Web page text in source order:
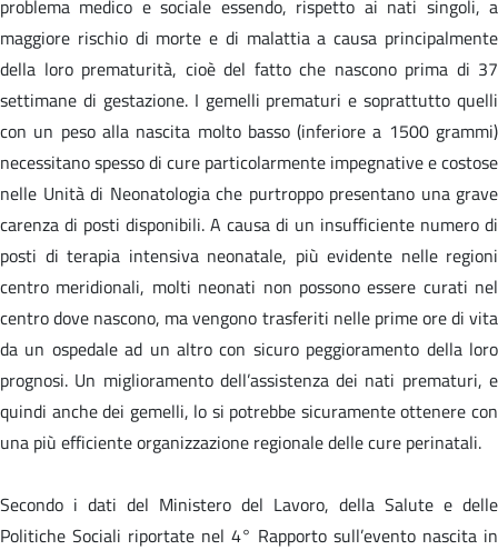
problema medico e sociale essendo, rispetto ai nati singoli, a
maggiore rischio di morte e di malattia a causa principalmente
della loro prematurità, cioè del fatto che nascono prima di 37
settimane di gestazione. I gemelli prematuri e soprattutto quelli
con un peso alla nascita molto basso (inferiore a 1500 grammi)
necessitano spesso di cure particolarmente impegnative e costose
nelle Unità di Neonatologia che purtroppo presentano una grave
carenza di posti disponibili. A causa di un insufficiente numero di
posti di terapia intensiva neonatale, più evidente nelle regioni
centro meridionali, molti neonati non possono essere curati nel
centro dove nascono, ma vengono trasferiti nelle prime ore di vita
da un ospedale ad un altro con sicuro peggioramento della loro
prognosi. Un miglioramento dell’assistenza dei nati prematuri, e
quindi anche dei gemelli, lo si potrebbe sicuramente ottenere con
una più efficiente organizzazione regionale delle cure perinatali.
Secondo i dati del Ministero del Lavoro, della Salute e delle
Politiche Sociali riportate nel 4° Rapporto sull’evento nascita in